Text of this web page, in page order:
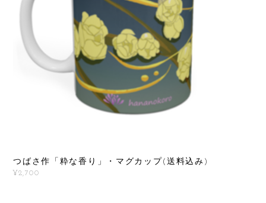
つばさ作「粋な香り」・マグカップ(送料込み)
¥2,700